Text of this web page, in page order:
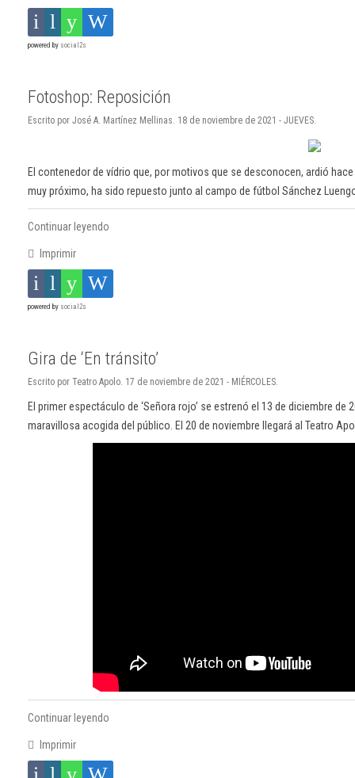
powered by social2s
Fotoshop: Reposición
Escrito por José A. Martínez Mellinas. 18 de noviembre de 2021 - JUEVES.
El contenedor de vídrio que, por motivos que se desconocen, ardió
muy próximo, ha sido repuesto junto al campo de fútbol Sánchez
Continuar leyendo
Imprimir
powered by social2s
Gira de ‘En tránsito’
Escrito por Teatro Apolo. 17 de noviembre de 2021 - MIÉRCOLES.
El primer espectáculo de ‘Señora rojo’ se estrenó el 13 de diciembre de
maravillosa acogida del público. El 20 de noviembre llegará al Teatro
Continuar leyendo
Imprimir